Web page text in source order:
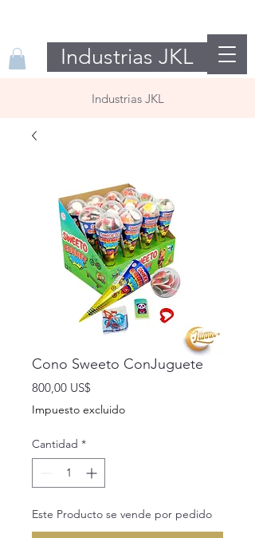
Industrias JKL
Industrias JKL
Cono Sweeto ConJuguete
800,00 US$
Impuesto excluido
Cantidad *
Este Producto se vende por pedido